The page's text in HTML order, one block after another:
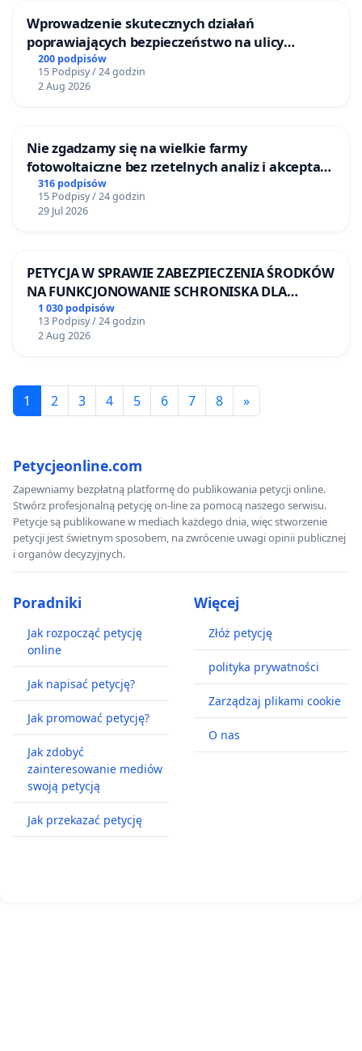
Wprowadzenie skutecznych działań
poprawiających bezpieczeństwo na ulicy
Żeromskiego w Otwocku
200 podpisów
15 Podpisy / 24 godzin
2 Aug 2026
Nie zgadzamy się na wielkie farmy
fotowoltaiczne bez rzetelnych analiz i akceptacji
mieszkańców
316 podpisów
15 Podpisy / 24 godzin
29 Jul 2026
PETYCJA W SPRAWIE ZABEZPIECZENIA ŚRODKÓW
NA FUNKCJONOWANIE SCHRONISKA DLA
BEZDOMNYCH ZWIERZĄT W SKARYSZEWIE
1 030 podpisów
13 Podpisy / 24 godzin
2 Aug 2026
1 2 3 4 5 6 7 8 »
Petycjeonline.com
Zapewniamy bezpłatną platformę do publikowania petycji online.
Stwórz profesjonalną petycję on-line za pomocą naszego serwisu.
Petycje są publikowane w mediach każdego dnia, więc stworzenie
petycji jest świetnym sposobem, na zwrócenie uwagi opinii publicznej
i organów decyzyjnych.
Poradniki
Jak rozpocząć petycję
online
Jak napisać petycję?
Jak promować petycję?
Jak zdobyć
zainteresowanie mediów
swoją petycją
Jak przekazać petycję
Więcej
Złóż petycję
polityka prywatności
Zarządzaj plikami cookie
O nas